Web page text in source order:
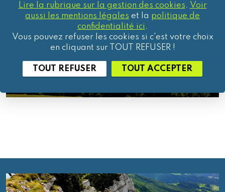
Lire la rubrique sur la gestion des cookies. Voir
aussi les mentions légales et la politique de
confidentialité ici .
Vous pouvez refuser les cookies si c'est votre choix
en cliquant sur TOUT REFUSER !
TOUT REFUSER TOUT ACCEPTER